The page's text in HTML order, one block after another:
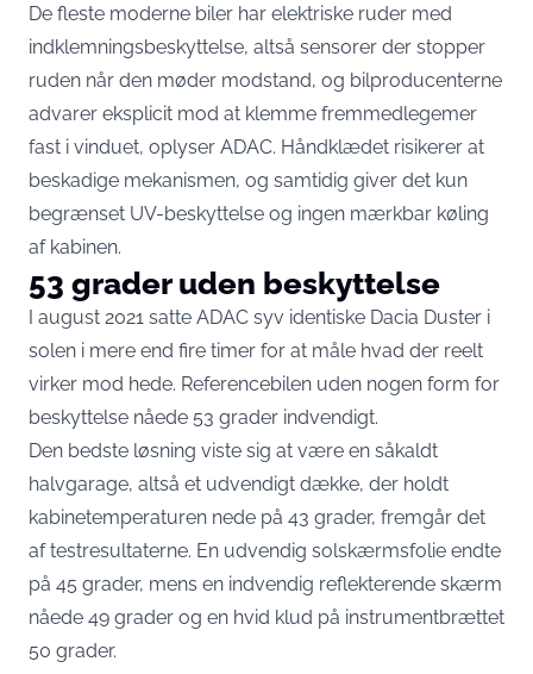
De fleste moderne biler har elektriske ruder med
indklemningsbeskyttelse, altså sensorer der stopper
ruden når den møder modstand, og bilproducenterne
advarer eksplicit mod at klemme fremmedlegemer
fast i vinduet, oplyser ADAC. Håndklædet risikerer at
beskadige mekanismen, og samtidig giver det kun
begrænset UV-beskyttelse og ingen mærkbar køling
af kabinen.
53 grader uden beskyttelse
I august 2021 satte ADAC syv identiske Dacia Duster i
solen i mere end fire timer for at måle hvad der reelt
virker mod hede. Referencebilen uden nogen form for
beskyttelse nåede 53 grader indvendigt.
Den bedste løsning viste sig at være en såkaldt
halvgarage, altså et udvendigt dække, der holdt
kabinetemperaturen nede på 43 grader, fremgår det
af testresultaterne. En udvendig solskærmsfolie endte
på 45 grader, mens en indvendig reflekterende skærm
nåede 49 grader og en hvid klud på instrumentbrættet
50 grader.